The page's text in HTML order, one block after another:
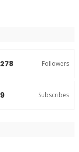
278 Followers
9 Subscribes